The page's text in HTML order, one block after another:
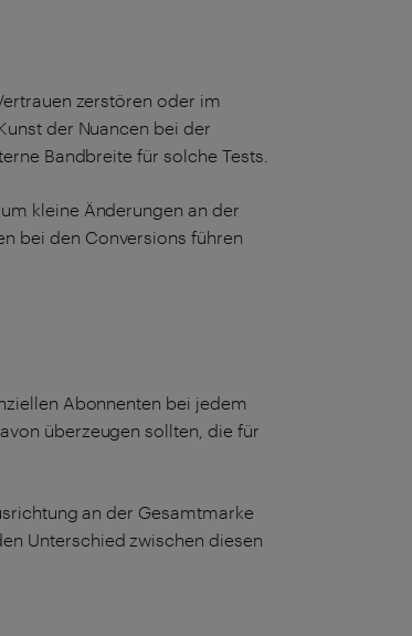
zerstören oder im
der Nuancen bei der
Bandbreite für solche Tests.
kleine Änderungen an der
bei den Conversions führen
Abonnenten bei jedem
überzeugen sollten, die für
an der Gesamtmarke
Unterschied zwischen diesen